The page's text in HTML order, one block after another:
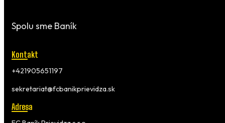
Spolu sme Baník
Kontakt
+421905651197
sekretariat@fcbanikprievidza.sk
Adresa